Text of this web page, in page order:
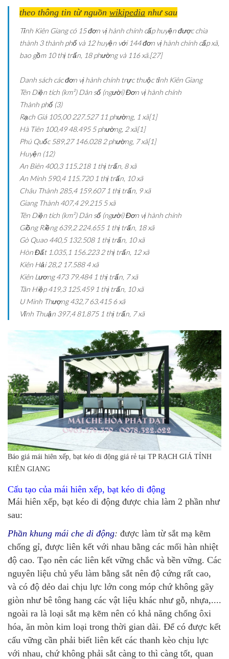
theo thông tin từ nguồn wikipedia như sau
Tỉnh Kiên Giang có 15 đơn vị hành chính cấp huyện được chia
thành 3 thành phố và 12 huyện với 144 đơn vị hành chính cấp xã,
bao gồm 10 thị trấn, 18 phường và 116 xã.[27]
Danh sách các đơn vị hành chính trực thuộc tỉnh Kiên Giang
Tên Diện tích (km²) Dân số (người)Đơn vị hành chính
Thành phố (3)
Rạch Giá 105,00 227.527 11 phường, 1 xã[1]
Hà Tiên 100,49 48.495 5 phường, 2 xã[1]
Phú Quốc 589,27 146.028 2 phường, 7 xã[1]
Huyện (12)
An Biên 400,3 115.218 1 thị trấn, 8 xã
An Minh 590,4 115.720 1 thị trấn, 10 xã
Châu Thành 285,4 159.607 1 thị trấn, 9 xã
Giang Thành 407,4 29.215 5 xã
Tên Diện tích (km²) Dân số (người)Đơn vị hành chính
Giồng Riềng 639,2 224.655 1 thị trấn, 18 xã
Gò Quao 440,5 132.508 1 thị trấn, 10 xã
Hòn Đất 1.035,1 156.223 2 thị trấn, 12 xã
Kiên Hải 28,2 17.588 4 xã
Kiên Lương 473 79.484 1 thị trấn, 7 xã
Tân Hiệp 419,3 125.459 1 thị trấn, 10 xã
U Minh Thượng 432,7 63.415 6 xã
Vĩnh Thuận 397,4 81.875 1 thị trấn, 7 xã
Báo giá mái hiên xếp, bạt kéo di động giá rẻ tại TP RẠCH GIÁ TỈNH
KIÊN GIANG
Cấu tạo của mái hiên xếp, bạt kéo di động
Mái hiên xếp, bạt kéo di động được chia làm 2 phần như
sau:
Phần khung mái che di động: được làm từ sắt mạ kẽm
chống gỉ, được liên kết với nhau bằng các mối hàn nhiệt
độ cao. Tạo nên các liên kết vững chắc và bền vững. Các
nguyên liệu chủ yếu làm bằng sắt nên độ cứng rất cao,
và có độ dẻo dai chịu lực lớn cong móp chứ không gãy
giòn như bê tông hang các vật liệu khác như gỗ, nhựa,....
ngoài ra là loại sắt mạ kẽm nên có khả năng chống ôxi
hóa, ăn mòn kim loại trong thời gian dài. Để có được kết
cấu vững cần phải biết liên kết các thanh kèo chịu lực
với nhau, chứ không phải sắt càng to thì càng tốt, quan